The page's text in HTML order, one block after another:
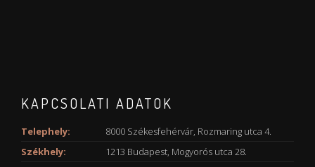
KAPCSOLATI ADATOK
Telephely:
8000 Székesfehérvár, Rozmaring utca 4.
Székhely:
1213 Budapest, Mogyorós utca 28.